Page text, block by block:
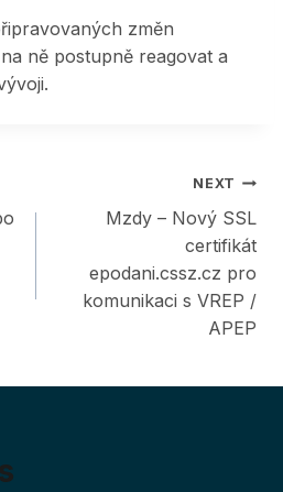
změn
ně postupně reagovat a
NEXT
Mzdy – Nový SSL
certifikát
epodani.cssz.cz pro
komunikaci s VREP /
APEP